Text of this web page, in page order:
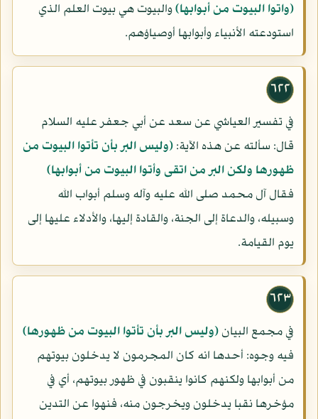
(واتوا البيوت من أبوابها)والبيوت هي بيوت العلم الذي
استودعته الأنبياء وأبوابها أوصياؤهم.
٦٢٢
في تفسير العياشي عن سعد عن أبي جعفر عليه السلام
قال: سألته عن هذه الآية: (وليس البر بأن تأتوا البيوت من
ظهورها ولكن البر من اتقى وأتوا البيوت من أبوابها)
فقال آل محمد صلى الله عليه وآله وسلم أبواب الله
وسبيله، والدعاة إلى الجنة، والقادة إليها، والأدلاء عليها إلى
يوم القيامة.
٦٢٣
في مجمع البيان(وليس البر بأن تأتوا البيوت من ظهورها)
فيه وجوه: أحدها انه كان المجرمون لا يدخلون بيوتهم
من أبوابها ولكنهم كانوا ينقبون في ظهور بيوتهم، أي في
مؤخرها نقبا يدخلون ويخرجون منه، فنهوا عن التدين